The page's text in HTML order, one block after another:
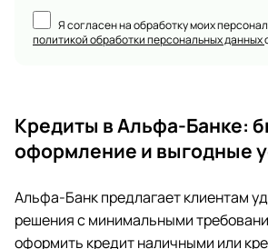
Я согласен на обработку моих
политикой обработки персональных данных
Кредиты в Альфа-Банке:
оформление и выгодные
Альфа-Банк предлагает клиентам
решения с минимальными
оформить кредит наличными или